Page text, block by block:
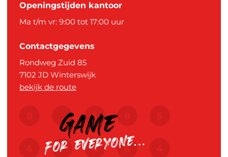
Openingstijden kantoor
Ma t/m vr: 9:00 tot 17:00 uur
Contactgegevens
Rondweg Zuid 85
7102 JD Winterswijk
bekijk de route